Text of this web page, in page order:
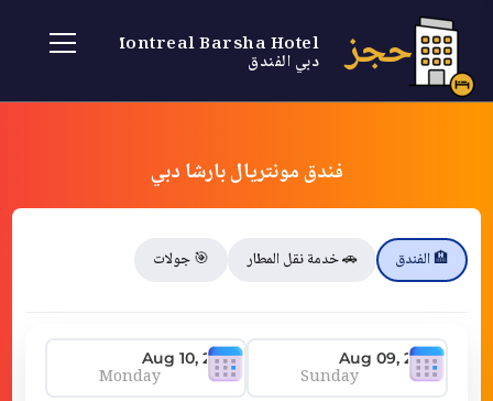
حجز Montreal Barsha Hotel
دبي الفندق
فندق مونتريال بارشا دبي
🏨 الفندق 🚗 خدمة نقل المطار 🎯 جولات
Sunday
Monday